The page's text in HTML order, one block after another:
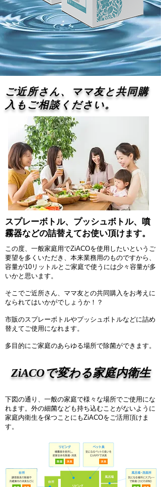
​ご近所さん、ママ友と共同購
入もご相談ください。
​スプレーボトル、プッシュボトル、噴
霧器などの詰替えてお使い頂けます。
この度、一般家庭用でZiACOを使用したいというご
要望を多くいただき、本来業務用のものですから、
容量が10リットルとご家庭で使うには少々容量が多
いかと思います。
そこでご近所さん、ママ友との共同購入をお考えに
なられてはいかがでしょうか！？
​市販のスプレーボトルやプッシュボトルなどに詰め
替えてご使用になれます。
多目的にご家庭のあらゆる場所で除菌ができます。​
​ZiACOで変わる家庭内衛生​
下図の通り、一般の家庭で様々な場所でご使用にな
れます。外の細菌なども持ち込むことがないように
家庭内衛生を保つことにもZiACOをご活用頂けま
す。